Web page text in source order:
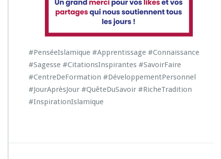
#PenséeIslamique #Apprentissage #Connaissance
#Sagesse #CitationsInspirantes #SavoirFaire
#CentreDeFormation #DéveloppementPersonnel
#JourAprèsJour #QuêteDuSavoir #RicheTradition
#InspirationIslamique